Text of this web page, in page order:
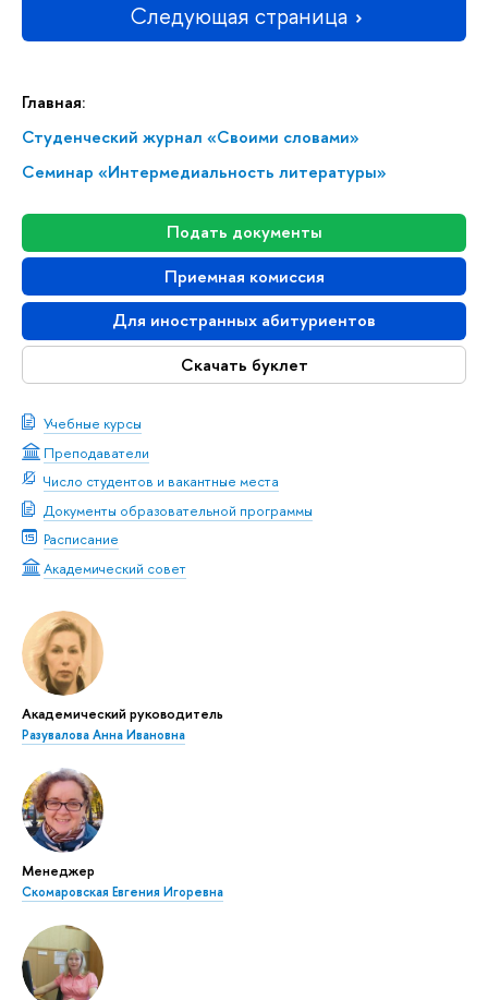
Главная:
Студенческий журнал «Своими словами»
Семинар «Интермедиальность литературы»
Подать документы
Приемная комиссия
Для иностранных абитуриентов
Скачать буклет
Учебные курсы
Преподаватели
Число студентов и вакантные места
Документы образовательной программы
Расписание
Академический совет
Академический руководитель
Разувалова Анна Ивановна
Менеджер
Скомаровская Евгения Игоревна
Следующая страница